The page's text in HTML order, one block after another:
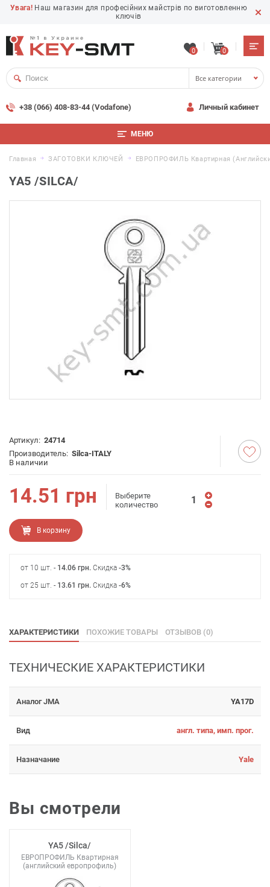
Увага! Наш магазин для професійних майстрів по виготовленню
ключів
0 0
Все категории
+38 (066) 408-83-44 (Vodafone) Личный кабинет
МЕНЮ
Главная ЗАГОТОВКИ КЛЮЧЕЙ ЕВРОПРОФИЛЬ Квартирная
YA5 /SILCA/
Артикул: 24714
Производитель: Silca-ITALY
В наличии
14.51 грн
Выберите
количество
В корзину
от 10 шт. - 14.06 грн. Скидка -3%
от 25 шт. - 13.61 грн. Скидка -6%
ХАРАКТЕРИСТИКИ ПОХОЖИЕ ТОВАРЫ ОТЗЫВОВ (0)
ТЕХНИЧЕСКИЕ ХАРАКТЕРИСТИКИ
Аналог JMA YA17D
Вид англ. типа, имп. прог.
Назначание Yale
Вы смотрели
YA5 /Silca/
ЕВРОПРОФИЛЬ Квартирная
(английский европрофиль)